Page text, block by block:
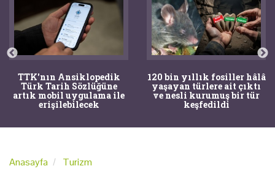
TTK'nın Ansiklopedik
Türk Tarih Sözlüğüne
artık mobil uygulama ile
erişilebilecek
120 bin yıllık fosiller hâlâ
yaşayan türlere ait çıktı
ve nesli kurumuş bir tür
keşfedildi
Anasayfa Turizm